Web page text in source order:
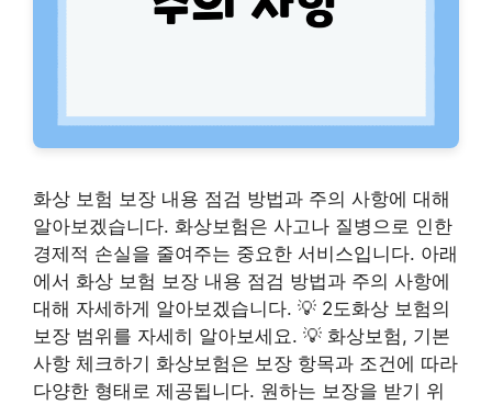
화상 보험 보장 내용 점검 방법과 주의 사항에 대해
알아보겠습니다. 화상보험은 사고나 질병으로 인한
경제적 손실을 줄여주는 중요한 서비스입니다. 아래
에서 화상 보험 보장 내용 점검 방법과 주의 사항에
대해 자세하게 알아보겠습니다. 💡 2도화상 보험의
보장 범위를 자세히 알아보세요. 💡 화상보험, 기본
사항 체크하기 화상보험은 보장 항목과 조건에 따라
다양한 형태로 제공됩니다. 원하는 보장을 받기 위